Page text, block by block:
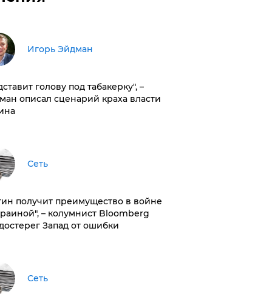
Игорь Эйдман
голову под табакерку", –
описал сценарий краха власти
Сеть
получит преимущество в войне
– колумнист Bloomberg
Запад от ошибки
Сеть